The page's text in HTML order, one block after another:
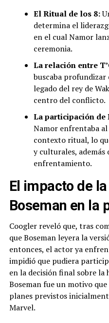
El Ritual de los 8:
determina el
en el cual Namor
ceremonia.
La relación entre
buscaba
legado del rey de
centro del conflicto.
La participación de
Namor enfrentaba
contexto ritual, lo
y culturales, además
enfrentamiento.
El impacto de
Boseman en la
Coogler reveló que, tras
que Boseman leyera la
entonces, el actor ya
impidió que pudiera
en la decisión final sobre la
Boseman fue un motivo
planes previstos
Marvel.